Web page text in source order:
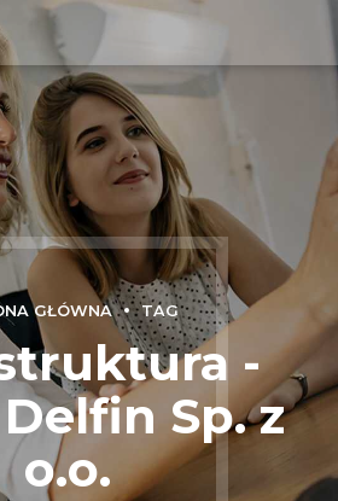
GŁÓWNA TAG
-
Sp. z
o.o.